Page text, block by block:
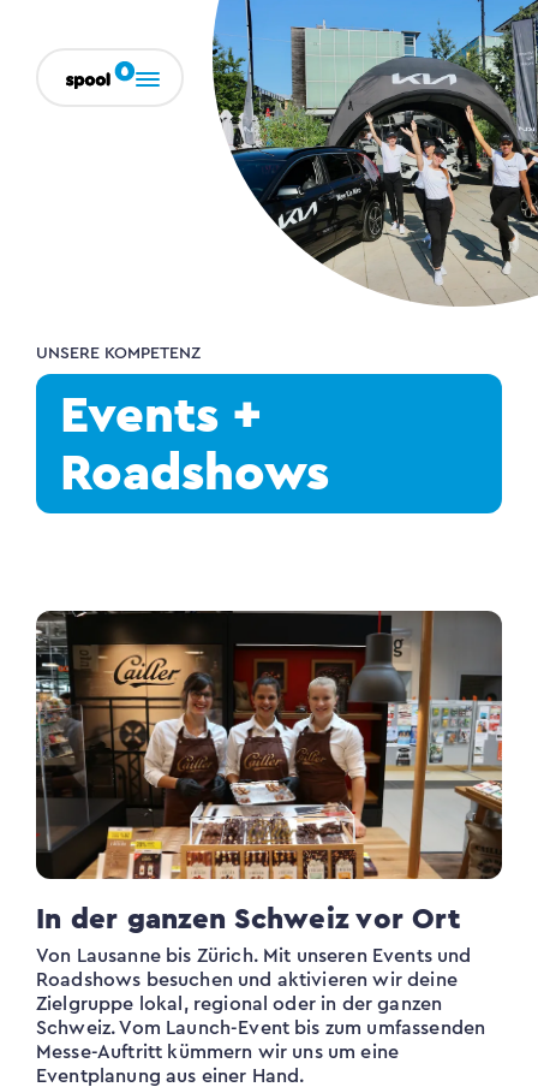
UNSERE KOMPETENZ
Events +
Roadshows
In der ganzen Schweiz vor Ort
Von Lausanne bis Zürich. Mit unseren Events und
Roadshows besuchen und aktivieren wir deine
Zielgruppe lokal, regional oder in der ganzen
Schweiz. Vom Launch-Event bis zum umfassenden
Messe-Auftritt kümmern wir uns um eine
Eventplanung aus einer Hand.